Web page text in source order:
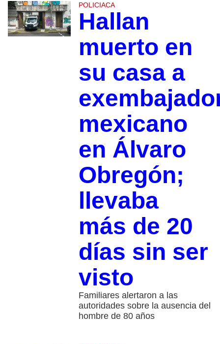
POLICIACA
Hallan
muerto en
su casa a
mexicano
en Álvaro
Obregón;
llevaba
más de 20
días sin ser
visto
Familiares alertaron a las
autoridades sobre la ausencia del
hombre de 80 años